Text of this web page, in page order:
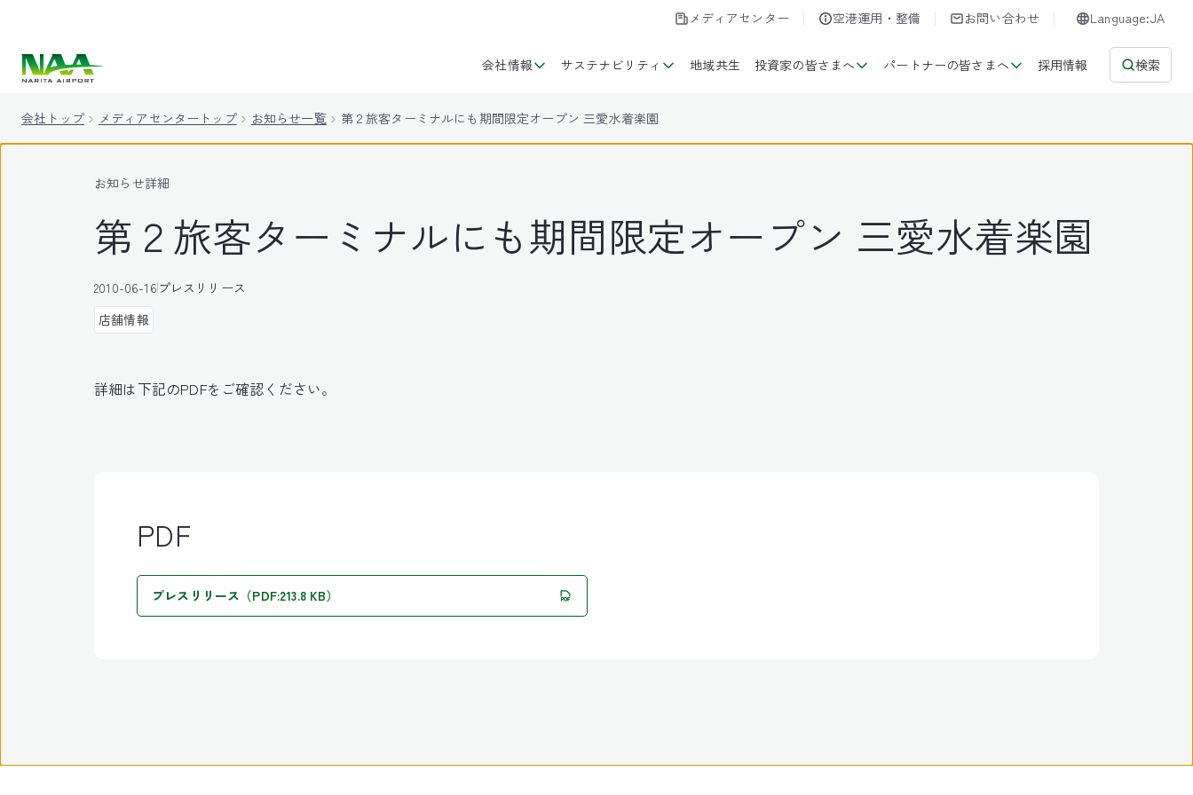
メディアセンター 空港運用・整備 お問い合わせ Language:JA
会社情報 サステナビリティ 地域共生 投資家の皆さまへ パートナーの皆さまへ 採用情報 検索
会社トップ メディアセンタートップ お知らせ一覧 第２旅客ターミナルにも期間限定オープン 三愛水着楽園
お知らせ詳細
第２旅客ターミナルにも期間限定オープン 三愛水着楽園
2010-06-16プレスリリース
店舗情報
詳細は下記のPDFをご確認ください。
PDF
プレスリリース（PDF:213.8 KB）